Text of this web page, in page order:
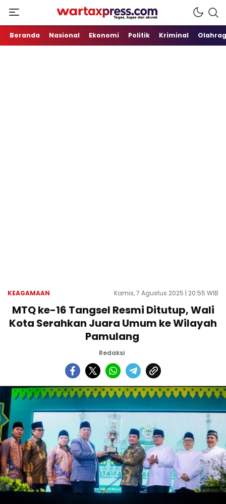
WartaXpress
Tegas, Lugas dan Akurat
Beranda Nasional Ekonomi Politik Kriminal
KEAGAMAAN Kamis, 7 Agustus 2025 | 20:55 WIB
MTQ ke-16 Tangsel Resmi Ditutup, Wali
Kota Serahkan Juara Umum ke Wilayah
Pamulang
Redaksi